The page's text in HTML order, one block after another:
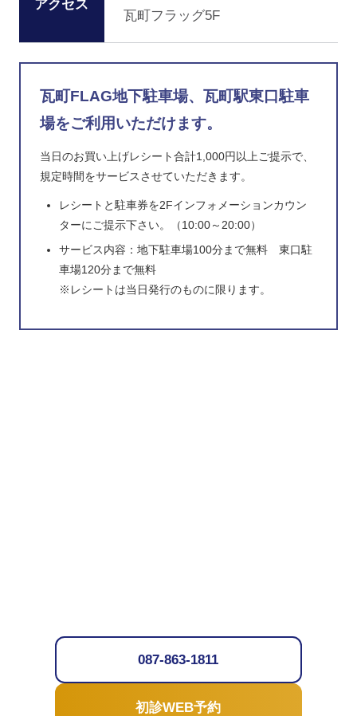
アクセス
瓦町フラッグ5F
瓦町FLAG地下駐車場、瓦町駅東口駐車
場をご利用いただけます。
当日のお買い上げレシート合計1,000円以上ご提示で、
規定時間をサービスさせていただきます。
レシートと駐車券を2Fインフォメーションカウン
ターにご提示下さい。（10:00～20:00）
サービス内容：地下駐車場100分まで無料 東口駐
車場120分まで無料
※レシートは当日発行のものに限ります。
087-863-1811
初診WEB予約